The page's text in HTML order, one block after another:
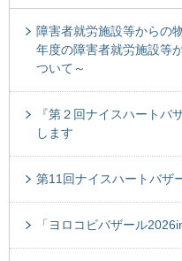
障害者就労施設等からの
年度の障害者就労施設等
ついて～
『第２回ナイスハートバ
します
第11回ナイスハートバザ
「ヨロコビバザール